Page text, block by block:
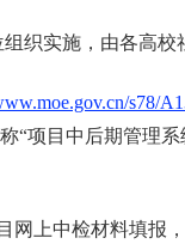
实施，由各高校
s78/
“项目中后期管理
上中检材料填报